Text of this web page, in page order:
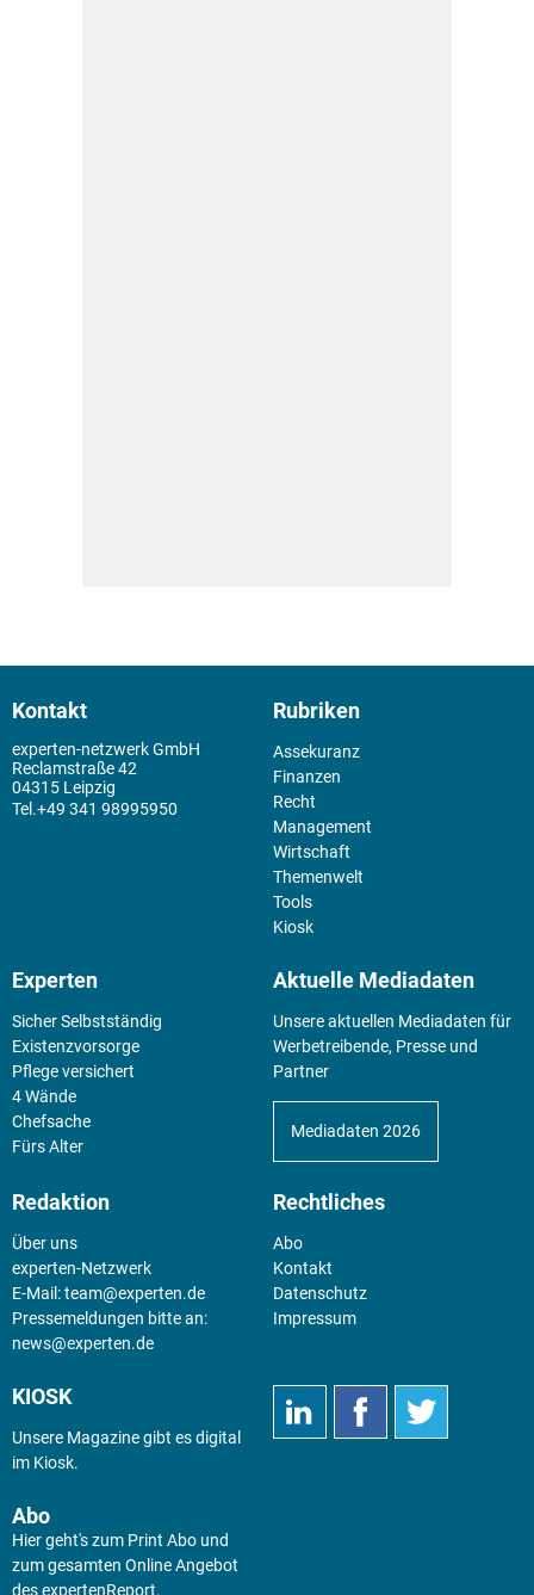
Kontakt
experten-netzwerk GmbH
Reclamstraße 42
04315 Leipzig
+49 341 98995950
Rubriken
Assekuranz
Finanzen
Recht
Management
Wirtschaft
Themenwelt
Tools
Kiosk
Experten
Sicher Selbstständig
Existenz­vorsorge
Pflege versichert
4 Wände
Chefsache
Fürs Alter
Aktuelle Mediadaten
Unsere aktuellen Mediadaten für
Werbetreibende, Presse und
Partner
Mediadaten 2026
Redaktion
Über uns
experten-Netzwerk
E-Mail:team@experten.de
Pressemeldungen bitte an:
news@experten.de
Rechtliches
Abo
Kontakt
Datenschutz
Impressum
KIOSK
Unsere Magazine gibt es digital
im Kiosk.
Abo
Hier geht's zum Print Abo und
zum gesamten Online Angebot
des expertenReport.